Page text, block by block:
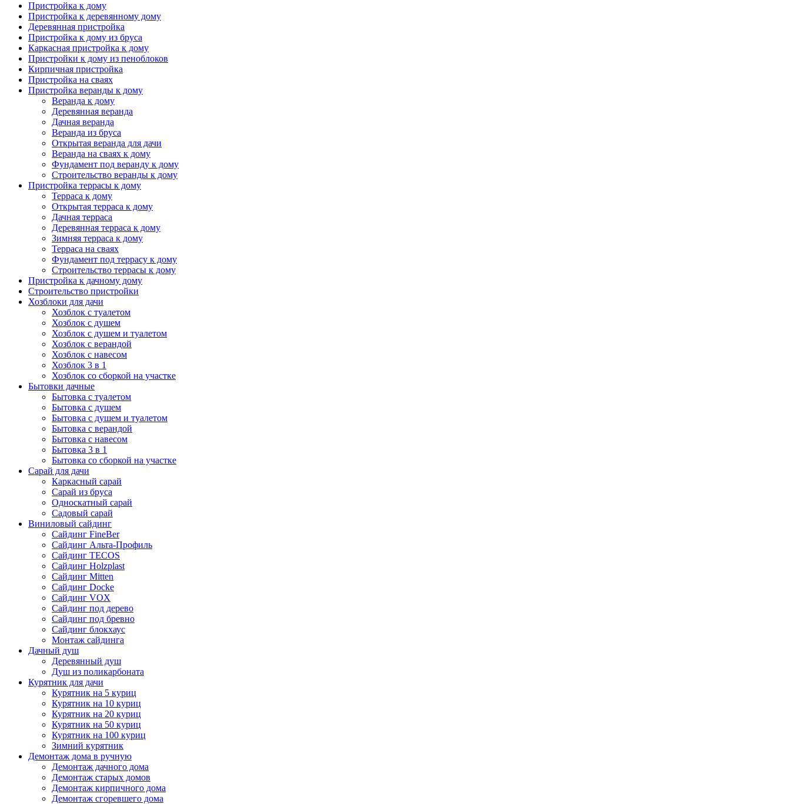
Пристройка к дому
Пристройка к деревянному дому
Деревянная пристройка
Пристройка к дому из бруса
Каркасная пристройка к дому
Пристройки к дому из пеноблоков
Кирпичная пристройка
Пристройка на сваях
Пристройка веранды к дому
Веранда к дому
Деревянная веранда
Дачная веранда
Веранда из бруса
Открытая веранда для дачи
Веранда на сваях к дому
Фундамент под веранду к дому
Строительство веранды к дому
Пристройка террасы к дому
Терраса к дому
Открытая терраса к дому
Дачная терраса
Деревянная терраса к дому
Зимняя терраса к дому
Терраса на сваях
Фундамент под террасу к дому
Строительство террасы к дому
Пристройка к дачному дому
Строительство пристройки
Хозблоки для дачи
Хозблок с туалетом
Хозблок с душем
Хозблок с душем и туалетом
Хозблок с верандой
Хозблок с навесом
Хозблок 3 в 1
Хозблок со сборкой на участке
Бытовки дачные
Бытовка с туалетом
Бытовка с душем
Бытовка с душем и туалетом
Бытовка с верандой
Бытовка с навесом
Бытовка 3 в 1
Бытовка со сборкой на участке
Сарай для дачи
Каркасный сарай
Сарай из бруса
Односкатный сарай
Садовый сарай
Виниловый сайдинг
Сайдинг FineBer
Сайдинг Альта-Профиль
Сайдинг TECOS
Сайдинг Holzplast
Сайдинг Mitten
Сайдинг Docke
Сайдинг VOX
Сайдинг под дерево
Сайдинг под бревно
Сайдинг блокхаус
Монтаж сайдинга
Дачный душ
Деревянный душ
Душ из поликарбоната
Курятник для дачи
Курятник на 5 куриц
Курятник на 10 куриц
Курятник на 20 куриц
Курятник на 50 куриц
Курятник на 100 куриц
Зимний курятник
Демонтаж дома в ручную
Демонтаж дачного дома
Демонтаж старых домов
Демонтаж кирпичного дома
Демонтаж сгоревшего дома